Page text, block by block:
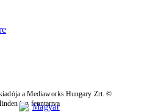
a Mediaworks Hungary Zrt. ©
jog fenntartva